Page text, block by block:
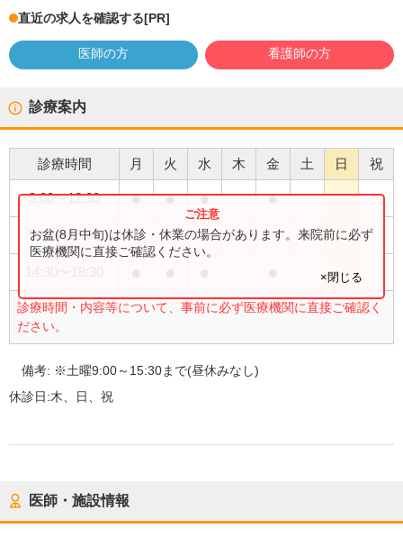
直近の求人を確認する[PR]
医師の方 看護師の方
診療案内
診療時間 月 火 水 木 金 土 日 祝
9:00〜12:30 ● ● ● ●
9:00〜15:30 ●
診療時間・内容等について、事前に必ず医療機関に直接ご確認く
ださい。
お盆(8月中旬)は休診・休業の場合があります。来院前に必ず
医療機関に直接ご確認ください。
×閉じる
備考: ※土曜9:00～15:30まで(昼休みなし)
休診日:木、日、祝
医師・施設情報